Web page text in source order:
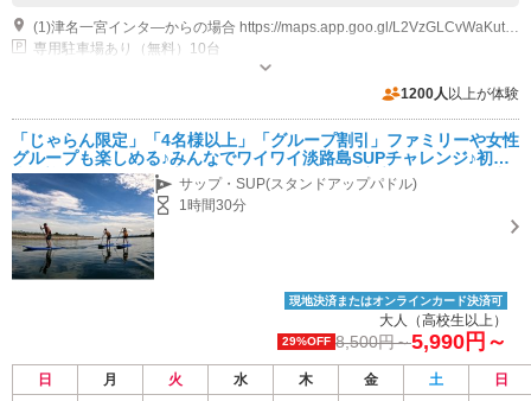
専用駐車場あり（無料）10台
1200人 以上が体験
「じゃらん限定」「4名様以上」「グループ割引」ファミリーや女性
グループも楽しめる♪みんなでワイワイ淡路島SUPチャレンジ♪初心
者歓迎《写真＆動画プレゼント》ガイド付きで安心！シャワー更衣
室完備で快適！
サップ・SUP(スタンドアップパドル)
1時間30分
現地決済またはオンラインカード決済可
大人（高校生以上）
29%OFF 8,500円～5,990円～
日 月 火 水 木 金 土
日